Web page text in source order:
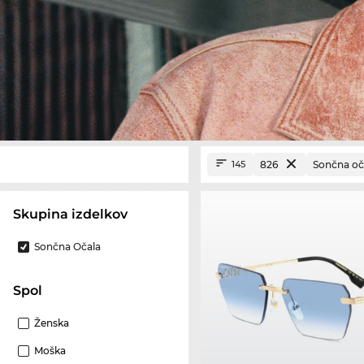
Skupina izdelkov
Sončna Očala
Spol
Ženska
Moška
145 826 Sončna